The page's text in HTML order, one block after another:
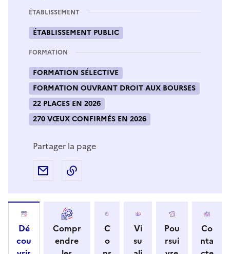
ÉTABLISSEMENT
ÉTABLISSEMENT PUBLIC
FORMATION
FORMATION SÉLECTIVE
FORMATION OUVRANT DROIT AUX BOURSES
22 PLACES EN 2026
270 VŒUX CONFIRMÉS EN 2026
Partager la page
Partager par e-mail
Dé
cou
Compr
endre
C
o
Vi
su
Pou
rsui
Co
nta